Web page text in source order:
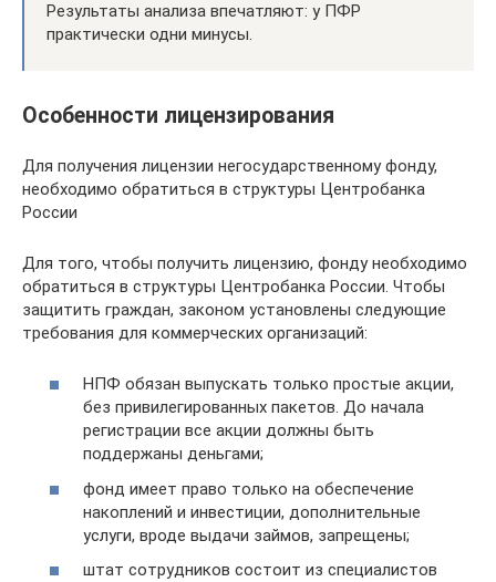
Результаты анализа впечатляют: у ПФР
практически одни минусы.
Особенности лицензирования
Для получения лицензии негосударственному фонду,
необходимо обратиться в структуры Центробанка
России
Для того, чтобы получить лицензию, фонду необходимо
обратиться в структуры Центробанка России. Чтобы
защитить граждан, законом установлены следующие
требования для коммерческих организаций:
НПФ обязан выпускать только простые акции,
без привилегированных пакетов. До начала
регистрации все акции должны быть
поддержаны деньгами;
фонд имеет право только на обеспечение
накоплений и инвестиции, дополнительные
услуги, вроде выдачи займов, запрещены;
штат сотрудников состоит из специалистов